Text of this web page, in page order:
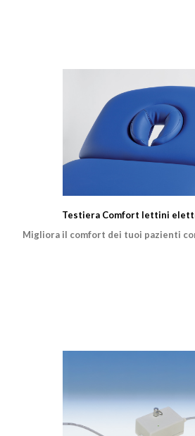
Testiera Comfort lettini
Migliora il comfort dei tuoi pazienti